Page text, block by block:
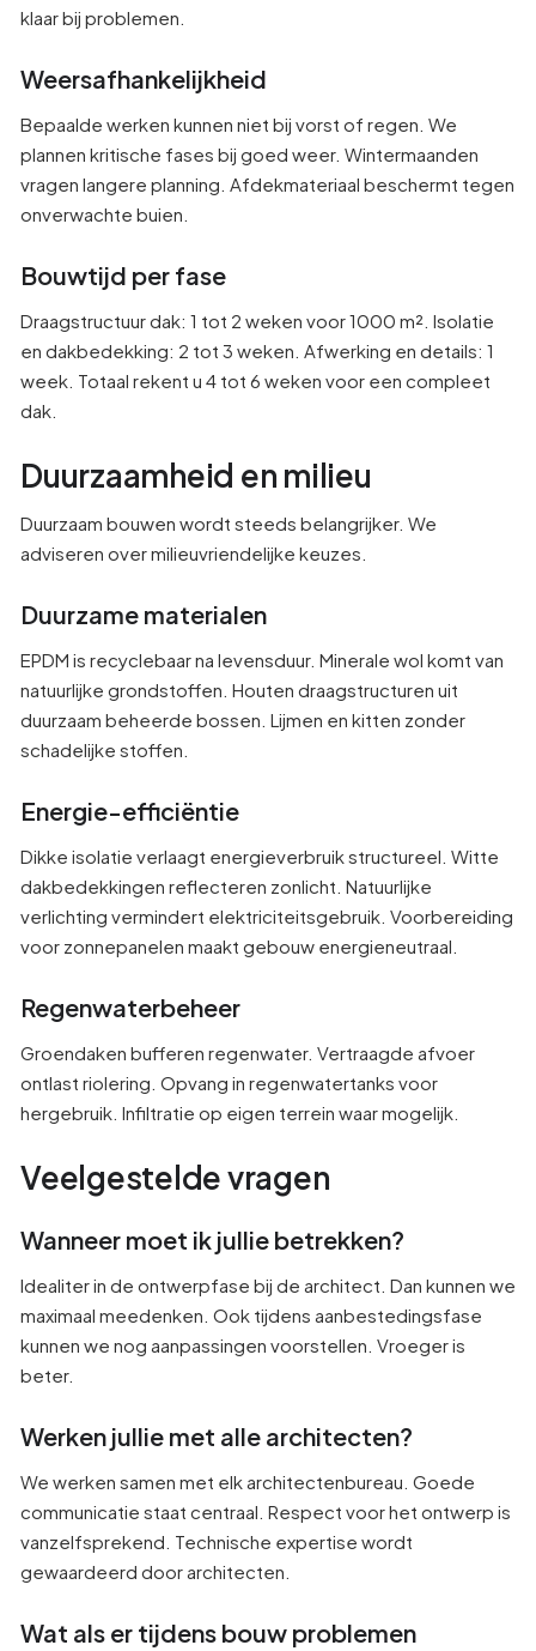
klaar bij problemen.
Weersafhankelijkheid
Bepaalde werken kunnen niet bij vorst of regen. We
plannen kritische fases bij goed weer. Wintermaanden
vragen langere planning. Afdekmateriaal beschermt tegen
onverwachte buien.
Bouwtijd per fase
Draagstructuur dak: 1 tot 2 weken voor 1000 m². Isolatie
en dakbedekking: 2 tot 3 weken. Afwerking en details: 1
week. Totaal rekent u 4 tot 6 weken voor een compleet
dak.
Duurzaamheid en milieu
Duurzaam bouwen wordt steeds belangrijker. We
adviseren over milieuvriendelijke keuzes.
Duurzame materialen
EPDM is recyclebaar na levensduur. Minerale wol komt van
natuurlijke grondstoffen. Houten draagstructuren uit
duurzaam beheerde bossen. Lijmen en kitten zonder
schadelijke stoffen.
Energie-efficiëntie
Dikke isolatie verlaagt energieverbruik structureel. Witte
dakbedekkingen reflecteren zonlicht. Natuurlijke
verlichting vermindert elektriciteitsgebruik. Voorbereiding
voor zonnepanelen maakt gebouw energieneutraal.
Regenwaterbeheer
Groendaken bufferen regenwater. Vertraagde afvoer
ontlast riolering. Opvang in regenwatertanks voor
hergebruik. Infiltratie op eigen terrein waar mogelijk.
Veelgestelde vragen
Wanneer moet ik jullie betrekken?
Idealiter in de ontwerpfase bij de architect. Dan kunnen we
maximaal meedenken. Ook tijdens aanbestedingsfase
kunnen we nog aanpassingen voorstellen. Vroeger is
beter.
Werken jullie met alle architecten?
We werken samen met elk architectenbureau. Goede
communicatie staat centraal. Respect voor het ontwerp is
vanzelfsprekend. Technische expertise wordt
gewaardeerd door architecten.
Wat als er tijdens bouw problemen